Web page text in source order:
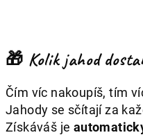
🎁 Kolik jahod
Čím víc nakoupíš, tím
Jahody se sčítají za
Získáváš je